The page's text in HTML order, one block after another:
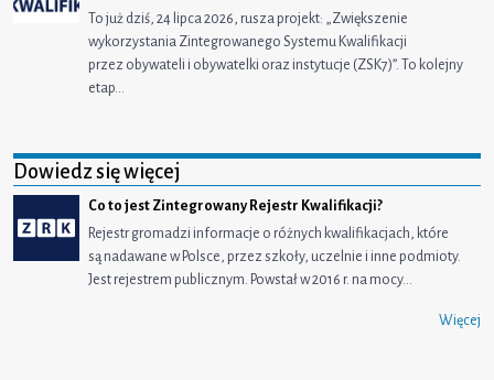
To już dziś, 24 lipca 2026, rusza projekt: „Zwiększenie
wykorzystania Zintegrowanego Systemu Kwalifikacji
przez obywateli i obywatelki oraz instytucje (ZSK7)”. To kolejny
etap…
Dowiedz się więcej
Co to jest Zintegrowany Rejestr Kwalifikacji?
Rejestr gromadzi informacje o różnych kwalifikacjach, które
są nadawane w Polsce, przez szkoły, uczelnie i inne podmioty.
Jest rejestrem publicznym. Powstał w 2016 r. na mocy…
Więcej